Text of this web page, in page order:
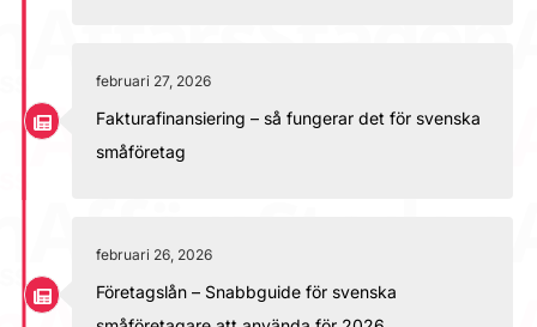
februari 27, 2026
Fakturafinansiering – så fungerar det för svenska
småföretag
februari 26, 2026
Företagslån – Snabbguide för svenska